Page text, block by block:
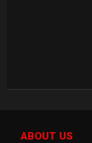
ABOUT US